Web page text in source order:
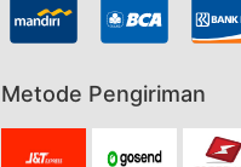
Metode Pengiriman